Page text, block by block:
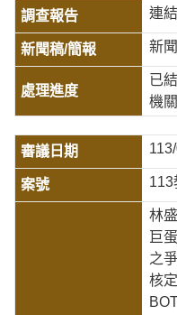
連結
新
已
機
113
林
巨
之
核